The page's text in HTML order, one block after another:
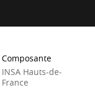
Composante
INSA Hauts-de-
France